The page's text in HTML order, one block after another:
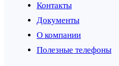
Контакты
Документы
О компании
Полезные телефоны